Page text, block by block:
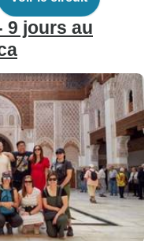
9 jours au